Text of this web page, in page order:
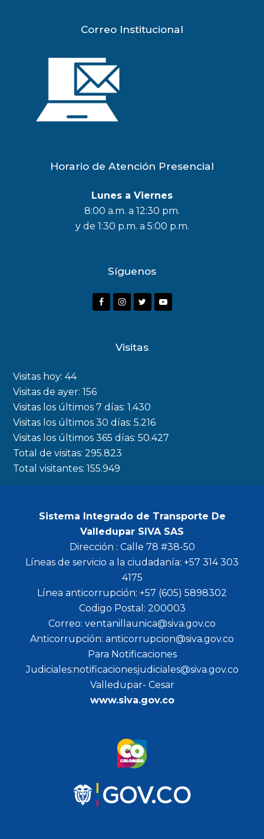
Correo Institucional
Horario de Atención Presencial
Lunes a Viernes
8:00 a.m. a 12:30 pm.
y de 1:30 p.m. a 5:00 p.m.
Síguenos
F
o
k
I
a
m
r
Y
Visitas
Visitas hoy:44
Visitas de ayer:156
Visitas los últimos 7 días:1.430
Visitas los últimos 30 días:5.216
Visitas los últimos 365 días:50.427
Total de visitas:295.823
Total visitantes:155.949
Sistema Integrado de Transporte De
Valledupar SIVA SAS
Dirección : Calle 78 #38-50
Líneas de servicio a la ciudadanía: +57 314 303
4175
Línea anticorrupción: +57 (605) 5898302
Codigo Postal: 200003
Correo: ventanillaunica@siva.gov.co
Anticorrupción: anticorrupcion@siva.gov.co
Para Notificaciones
Judiciales:notificacionesjudiciales@siva.gov.co
Valledupar- Cesar
www.siva.gov.co